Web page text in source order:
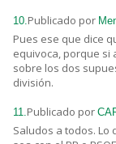
10. Publicado por
Pues ese que dice
equivoca, porque si
sobre los dos
división.
11. Publicado por
Saludos a todos. Lo